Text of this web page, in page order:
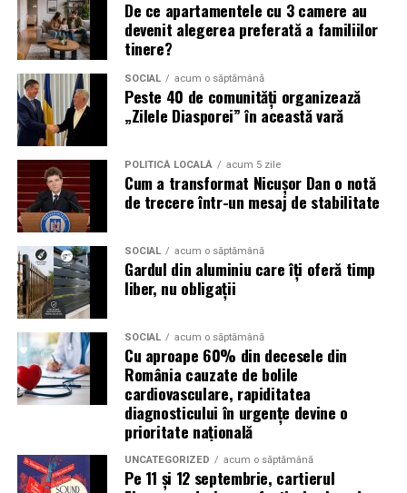
presiunea timpului și de teama utilizatorilor că ar putea
pierde o ofertă sau o oportunitate. Mesajele care anunță
ultimele bilete disponibile, acces limitat la o transmisie
sau câștigarea unui premiu pot determina utilizatorii să
reacționeze înainte de a verifica sursa.
Turneul se încheie pe 19 iulie, iar specialiștii anticipează
o intensificare a activității frauduloase în perioada
finalei. Printre cele mai utilizate pretexte se numără
transmisiunile pirat, biletele revândute, pariurile,
tombolele, concursurile și falsele oferte de călătorie.
Pentru a răspunde riscurilor tot mai complexe,
cyber_Folks a lansat la finalul lunii iunie robo_Folks,
primul asistent AI integrat într-un panou de hosting
din România. Acesta poate efectua, la cererea
utilizatorului, un audit al securității site-ului, care
include verificarea certificatelor SSL, a configurărilor
DNS și a sistemelor SPF, DKIM și DMARC utilizate
pentru protecția e-mailului împotriva uzurpării
Ce pot face companiile în această perioadă
De ce apartamentele cu 3 camere au
devenit alegerea preferată a familiilor
tinere?
SOCIAL acum o săptămână
Peste 40 de comunități organizează
„Zilele Diasporei” în această vară
POLITICĂ LOCALĂ acum 5 zile
Cum a transformat Nicușor Dan o notă
de trecere într-un mesaj de stabilitate
SOCIAL acum o săptămână
Gardul din aluminiu care îți oferă timp
liber, nu obligații
SOCIAL acum o săptămână
Cu aproape 60% din decesele din
România cauzate de bolile
cardiovasculare, rapiditatea
diagnosticului în urgențe devine o
prioritate națională
UNCATEGORIZED acum o săptămână
Pe 11 și 12 septembrie, cartierul